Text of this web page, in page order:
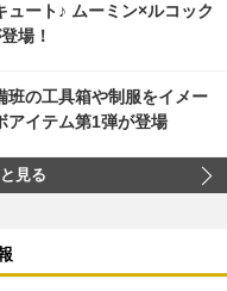
ュート♪ ムーミン×ルコック
場！
班の工具箱や制服をイメー
アイテム第1弾が登場
見る